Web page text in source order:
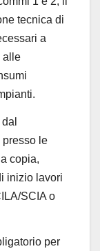
tecnica di
a
alle
presso le
copia,
inizio lavori
SCIA o
per